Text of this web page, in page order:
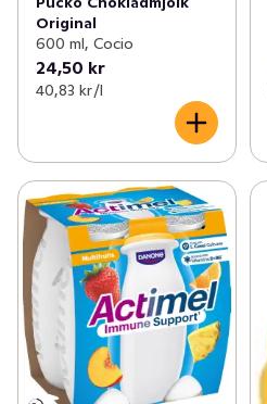
Original
600 ml, Cocio
24,50 kr
40,83 kr /l